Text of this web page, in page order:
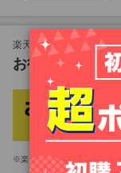
美容・暮らし
雑誌
写真集
楽天Koboも対象！
お得な楽天市場
楽天市場アプリをお持ちの